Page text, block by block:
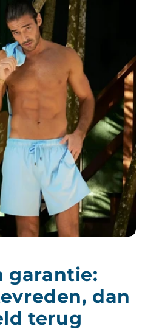
garantie:
dan
terug